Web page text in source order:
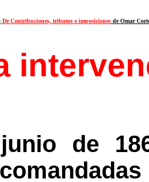
De Contribuciones, tributos e imposicionesde Omar
de